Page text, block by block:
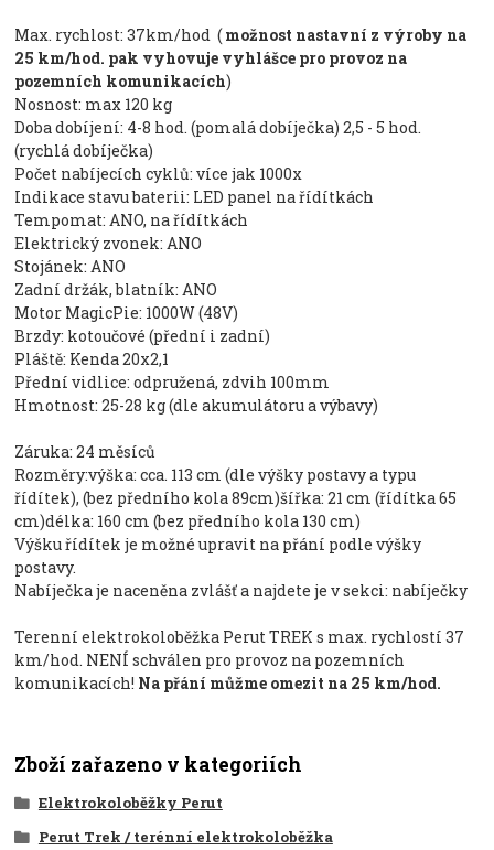
Max. rychlost: 37km/hod (možnost nastavní z výroby na
25 km/hod. pak vyhovuje vyhlášce pro provoz na
pozemních komunikacích)
Nosnost: max 120 kg
Doba dobíjení: 4-8 hod. (pomalá dobíječka) 2,5 - 5 hod.
(rychlá dobíječka)
Počet nabíjecích cyklů: více jak 1000x
Indikace stavu baterii: LED panel na řídítkách
Tempomat: ANO, na řídítkách
Elektrický zvonek: ANO
Stojánek: ANO
Zadní držák, blatník: ANO
Motor MagicPie: 1000W (48V)
Brzdy: kotoučové (přední i zadní)
Pláště: Kenda 20x2,1
Přední vidlice: odpružená, zdvih 100mm
Hmotnost: 25-28 kg (dle akumulátoru a výbavy)
Záruka: 24 měsíců
Rozměry:výška: cca. 113 cm (dle výšky postavy a typu
řídítek), (bez předního kola 89cm)šířka: 21 cm (řídítka 65
cm)délka: 160 cm (bez předního kola 130 cm)
Výšku řídítek je možné upravit na přání podle výšky
postavy.
Nabíječka je naceněna zvlášť a najdete je v sekci: nabíječky
Terenní elektrokoloběžka Perut TREK s max. rychlostí 37
km/hod. NENÍ schválen pro provoz na pozemních
komunikacích! Na přání můžme omezit na 25 km/hod.
Zboží zařazeno v kategoriích
Elektrokoloběžky Perut
Perut Trek / terénní elektrokoloběžka